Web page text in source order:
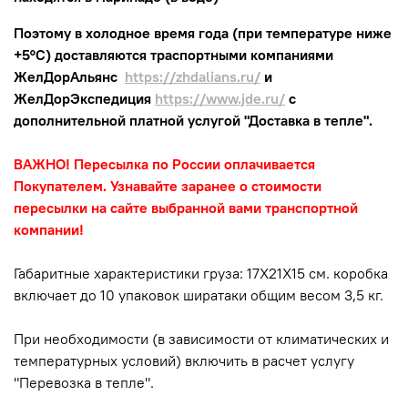
Поэтому в холодное время года (при температуре ниже
+5°С) доставляются траспортными компаниями
ЖелДорАльянс https://zhdalians.ru/ и
ЖелДорЭкспедиция https://www.jde.ru/ с
дополнительной платной услугой "Доставка в тепле".
ВАЖНО! Пересылка по России оплачивается
Покупателем. Узнавайте заранее о стоимости
пересылки на сайте выбранной вами транспортной
компании!
Габаритные характеристики груза: 17Х21Х15 см. коробка
включает до 10 упаковок ширатаки общим весом 3,5 кг.
При необходимости (в зависимости от климатических и
температурных условий) включить в расчет услугу
"Перевозка в тепле".